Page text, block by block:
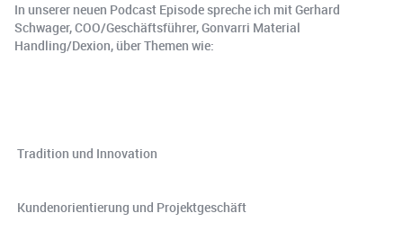
In unserer neuen Podcast Episode spreche ich mit Gerhard
Schwager, COO/Geschäftsführer, Gonvarri Material
Handling/Dexion, über Themen wie:
️ Tradition und Innovation
️ Kundenorientierung und Projektgeschäft